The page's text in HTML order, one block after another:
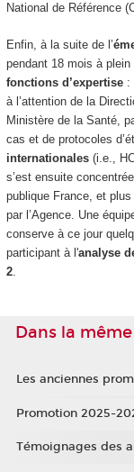
National de Référence
Enfin, à la suite de l’
pendant 18 mois à
fonctions d’expertise:
à l’attention de la
Ministère de la Santé,
cas et de protocoles
internationales(i.e.,
s’est ensuite
publique France, et
par l’Agence. Une
conserve à ce jour
participant à l'analyse
2.
Dans la
Les anciennes
Promotion 2025-
Témoignages des